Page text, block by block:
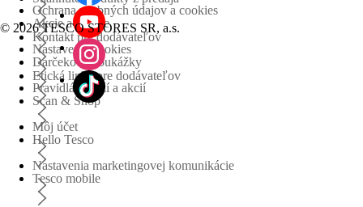
Kontakt pre dodávateľov
Etická linka pre dodávateľov
Akcie a súťaže
Darčekové poukážky
Scan & Shop
Hello Tesco
Tesco mobile
Ochrana osobných údajov a cookies
Nastavenia cookies
Pravidlá súťaží a akcií
Môj účet
Nastavenia marketingovej komunikácie
© 2026 TESCO STORES SR, a.s.